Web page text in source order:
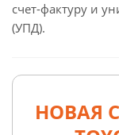
счет-фактуру и
(УПД).
НОВАЯ